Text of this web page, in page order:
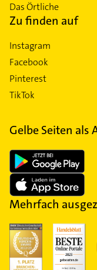
Das Örtliche
Zu finden auf
Instagram
Facebook
Pinterest
TikTok
Gelbe Seiten als
Mehrfach